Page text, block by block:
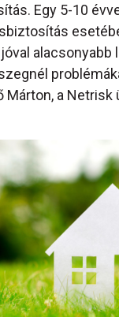
Egy 5-10
alacsonyabb
Márton, a Netrisk